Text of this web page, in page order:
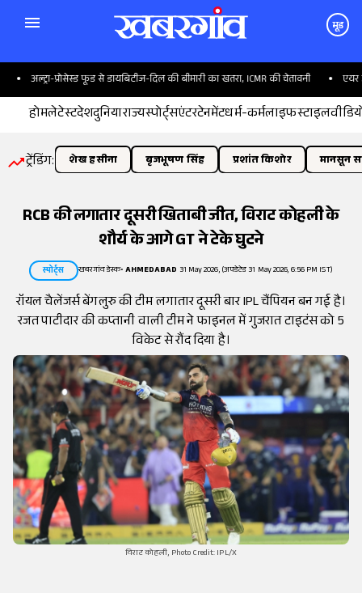
मूड
अल्ट्रा-प्रोसेस्ड फूड से डायबिटीज-दिल की बीमारी का खतरा, ICMR की चेतावनी एयर
होमलेटेस्टदेशदुनियाराज्यस्पोर्ट्सएंटरटेनमेंटधर्म-कर्मलाइफस्टाइल
ट्रेंडिंग: शेख हसीना बृजभूषण सिंह प्रशांत किशोर मानसून
RCB की लगातार दूसरी खिताबी जीत, विराट कोहली के
शौर्य के आगे GT ने टेके घुटने
स्पोर्ट्स खबरगांव डेस्क•AHMEDABAD 31 May 2026, (अपडेटेड 31 May 2026, 6:56 PM IST)
रॉयल चैलेंजर्स बेंगलुरु की टीम लगातार दूसरी बार IPL चैंपियन बन गई है।
रजत पाटीदार की कप्तानी वाली टीम ने फाइनल में गुजरात टाइटंस को 5
विकेट से रौंद दिया है।
विराट कोहली, Photo Credit: IPL/X